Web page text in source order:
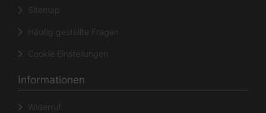
Sitemap
Häufig gestellte Fragen
Cookie Einstellungen
Informationen
Widerruf